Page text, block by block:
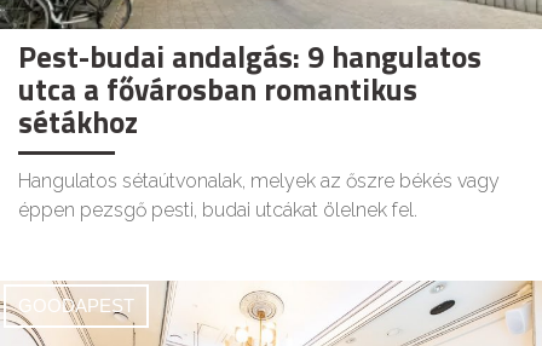
Pest-budai andalgás: 9 hangulatos
utca a fővárosban romantikus
sétákhoz
Hangulatos sétaútvonalak, melyek az őszre békés vagy
éppen pezsgő pesti, budai utcákat ölelnek fel.
GOODAPEST